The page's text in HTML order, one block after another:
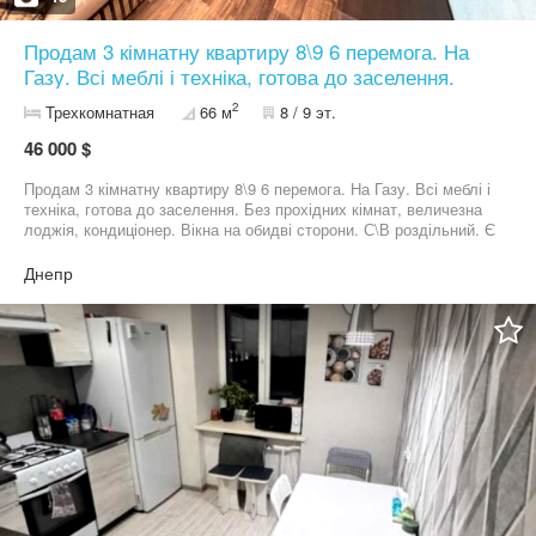
Оформление полного пакета документов. Активный поиск
Продам 3 кімнатну квартиру 8\9 6 перемога. На
Газу. Всі меблі і техніка, готова до заселення.
Трехкомнатная 66 м2 8 / 9 эт.
46 000 $
Продам 3 кімнатну квартиру 8\9 6 перемога. На Газу. Всі меблі і
техніка, готова до заселення. Без прохідних кімнат, величезна
лоджія, кондиціонер. Вікна на обидві сторони. С\В роздільний. Є
63 49 895, Руслан Комісія АН 3%
Днепр